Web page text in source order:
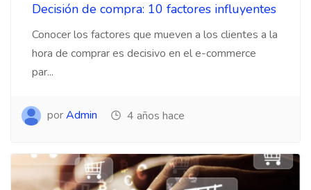
Decisión de compra: 10 factores influyentes
Conocer los factores que mueven a los clientes a la
hora de comprar es decisivo en el e-commerce
par...
porAdmin 4 años hace